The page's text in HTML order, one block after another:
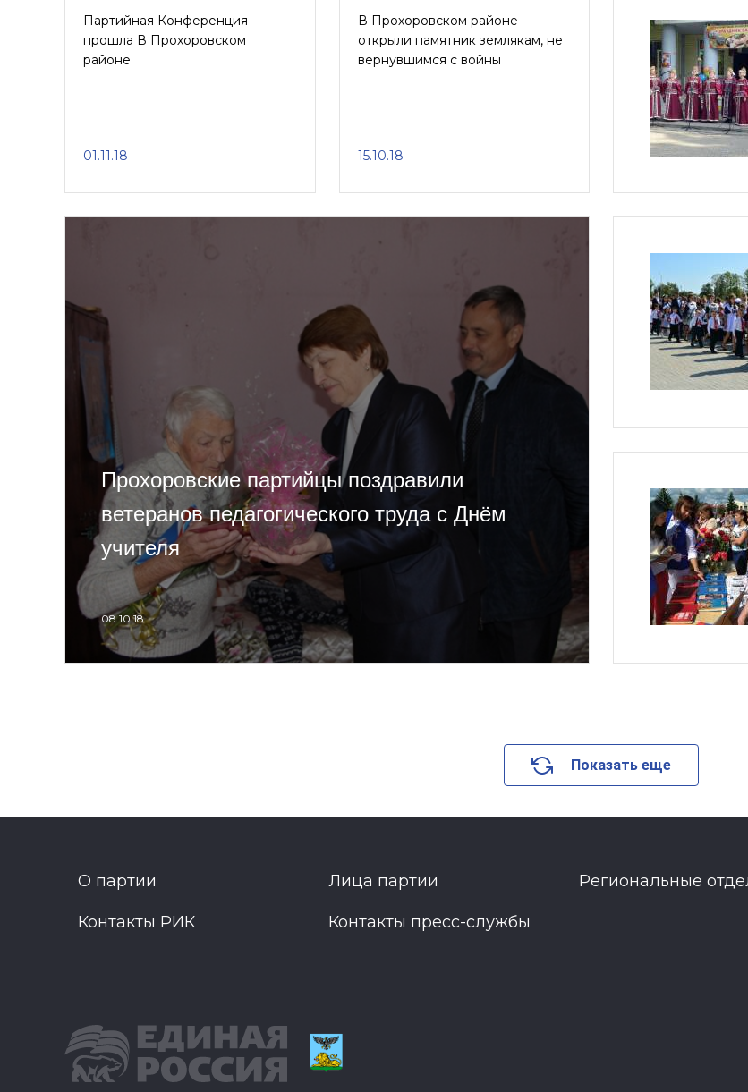
Партийная Конференция
прошла В Прохоровском
районе
01.11.18
В Прохоровском районе
открыли памятник землякам, не
вернувшимся с войны
15.10.18
Прохоровские партийцы поздравили
ветеранов педагогического труда с Днём
учителя
08.10.18
Показать еще
О партии Лица партии Региональные
Контакты РИК Контакты пресс-службы